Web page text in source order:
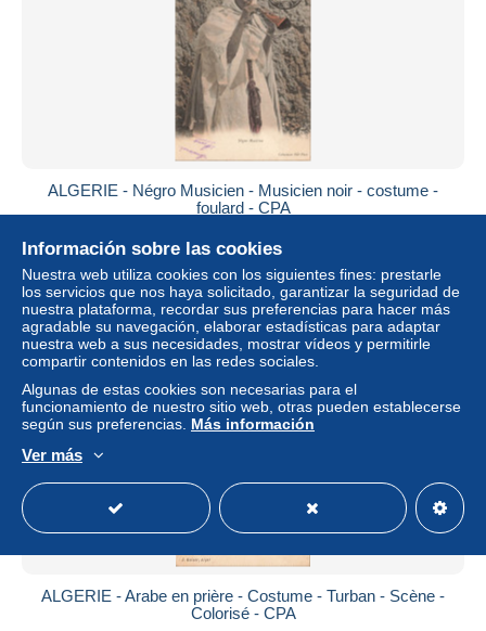
ALGERIE - Négro Musicien - Musicien noir - costume -
foulard - CPA
± 6,91 US$
Estatus Profesional
ALGERIE - Arabe en prière - Costume - Turban - Scène -
Colorisé - CPA
Información sobre las cookies
Nuestra web utiliza cookies con los siguientes fines: prestarle
los servicios que nos haya solicitado, garantizar la seguridad de
nuestra plataforma, recordar sus preferencias para hacer más
agradable su navegación, elaborar estadísticas para adaptar
nuestra web a sus necesidades, mostrar vídeos y permitirle
compartir contenidos en las redes sociales.
Algunas de estas cookies son necesarias para el
funcionamiento de nuestro sitio web, otras pueden establecerse
según sus preferencias. Más información
Ver más